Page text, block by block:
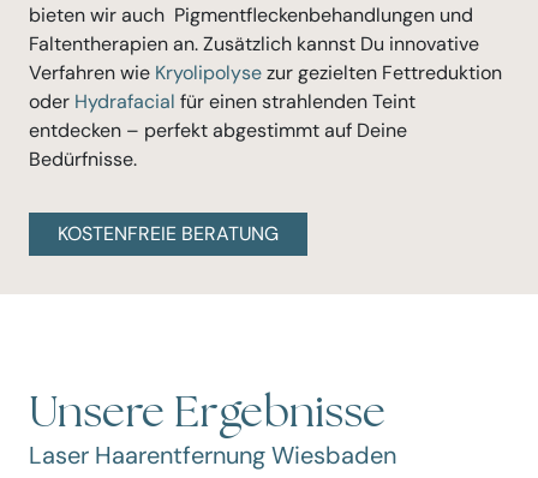
bieten wir auch Pigmentfleckenbehandlungen und
Faltentherapien an. Zusätzlich kannst Du innovative
Verfahren wie Kryolipolysezur gezielten Fettreduktion
oder Hydrafacial für einen strahlenden Teint
entdecken – perfekt abgestimmt auf Deine
Bedürfnisse.
KOSTENFREIE BERATUNG
Unsere Ergebnisse
Laser Haarentfernung Wiesbaden